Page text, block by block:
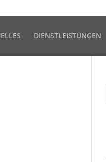
DIENSTLEISTUNGEN